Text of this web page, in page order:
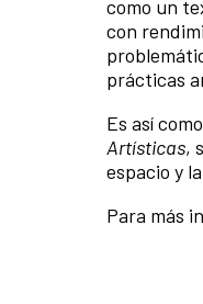
como un
con
prácticas
Es así
Artísticas,
espacio y
Para más